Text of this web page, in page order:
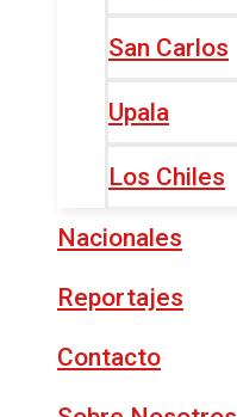
San Carlos
Upala
Los Chiles
Nacionales
Reportajes
Contacto